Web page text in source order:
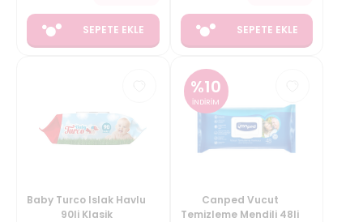
SEPETE EKLE SEPETE EKLE
Baby Turco Islak Havlu
90li Klasik
%10
İNDİRİM
Canped Vucut
Temizleme Mendili 48li